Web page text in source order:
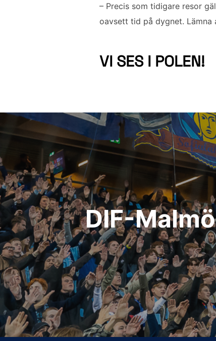
– Precis som tidigare resor
oavsett tid på dygnet. Lämna
VI SES I POLEN!
Inläggsnavigering
DIF-